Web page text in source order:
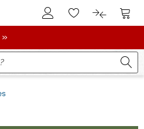
Vers le compte client
Vers la liste
Vers le
»